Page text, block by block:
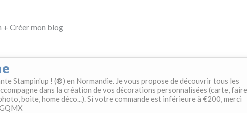
+ Créer mon blog
Stampin'up ! (®) en Normandie. Je vous propose de découvrir tous les
dans la création de vos décorations personnalisées (carte, faire
boite, home déco...). Si votre commande est inférieure à €200, merci